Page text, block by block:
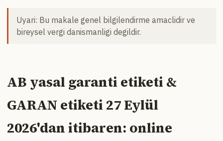
Uyari: Bu makale genel bilgilendirme amaclidir ve
bireysel vergi danismanligi degildir.
AB yasal garanti etiketi &
GARAN etiketi 27 Eylül
2026'dan itibaren: online